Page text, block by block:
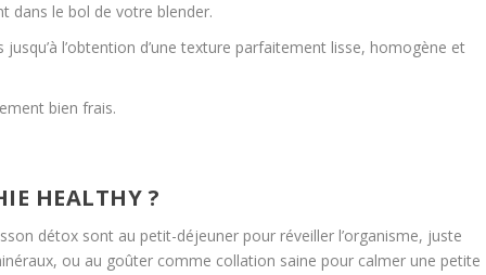
dans le bol de votre blender.
l’obtention d’une texture parfaitement lisse, homogène et
bien frais.
HEALTHY ?
détox sont au petit-déjeuner pour réveiller l’organisme, juste
ou au goûter comme collation saine pour calmer une petite